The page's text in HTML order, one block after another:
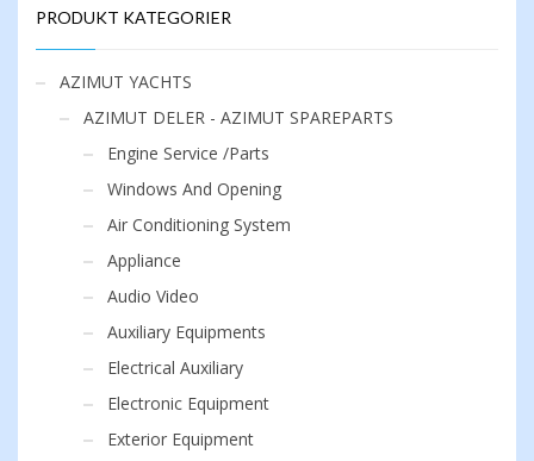
produktsiden
PRODUKT KATEGORIER
AZIMUT YACHTS
AZIMUT DELER - AZIMUT SPAREPARTS
Engine Service /Parts
Windows And Opening
Air Conditioning System
Appliance
Audio Video
Auxiliary Equipments
Electrical Auxiliary
Electronic Equipment
Exterior Equipment